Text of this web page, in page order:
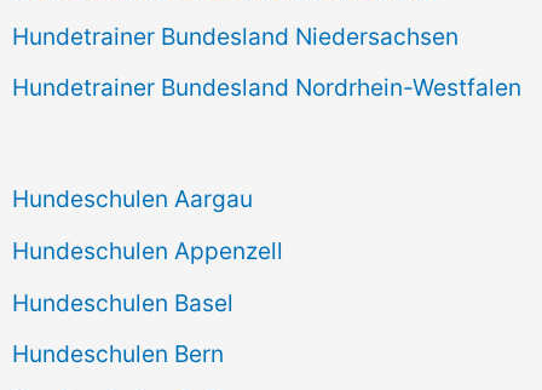
Hundetrainer Bundesland Niedersachsen
Hundetrainer Bundesland Nordrhein-Westfalen
Hundeschulen Aargau
Hundeschulen Appenzell
Hundeschulen Basel
Hundeschulen Bern